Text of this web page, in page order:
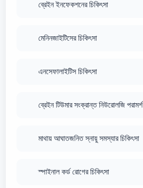
ব্রেইন ইনফেকশনের চিকিৎসা
মেনিনজাইটিসের চিকিৎসা
এনসেফালাইটিস চিকিৎসা
ব্রেইন টিউমার সংক্রান্ত নিউরোলজি পরামর্শ
মাথায় আঘাতজনিত স্নায়ু সমস্যার চিকিৎসা
স্পাইনাল কর্ড রোগের চিকিৎসা